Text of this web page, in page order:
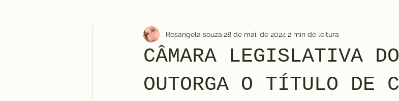
CÂMARA LEGISLATIVA
OUTORGA O TÍTULO DE
Rosangela souza 28 de mai. de 2024 2 min de leitura